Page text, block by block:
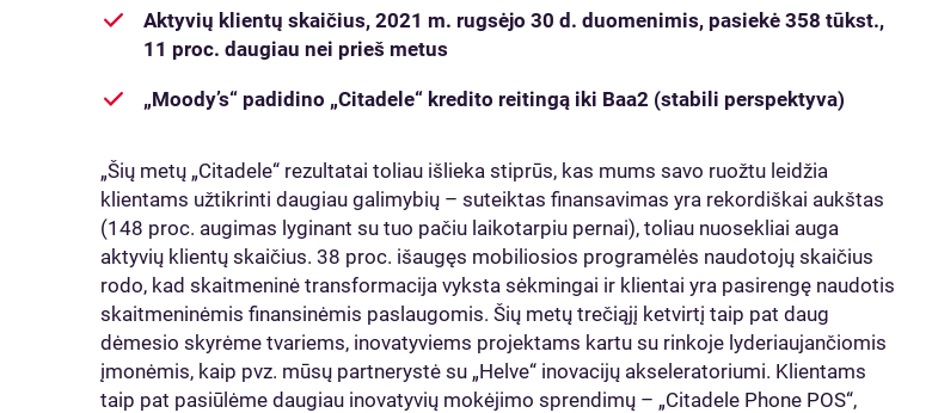
Aktyvių klientų skaičius, 2021 m. rugsėjo 30 d. duomenimis, pasiekė 358 tūkst.,
11 proc. daugiau nei prieš metus
„Moody’s“ padidino „Citadele“ kredito reitingą iki Baa2 (stabili perspektyva)
„Šių metų „Citadele“ rezultatai toliau išlieka stiprūs, kas mums savo ruožtu leidžia
klientams užtikrinti daugiau galimybių – suteiktas finansavimas yra rekordiškai aukštas
(148 proc. augimas lyginant su tuo pačiu laikotarpiu pernai), toliau nuosekliai auga
aktyvių klientų skaičius. 38 proc. išaugęs mobiliosios programėlės naudotojų skaičius
rodo, kad skaitmeninė transformacija vyksta sėkmingai ir klientai yra pasirengę naudotis
skaitmeninėmis finansinėmis paslaugomis. Šių metų trečiąjį ketvirtį taip pat daug
dėmesio skyrėme tvariems, inovatyviems projektams kartu su rinkoje lyderiaujančiomis
įmonėmis, kaip pvz. mūsų partnerystė su „Helve“ inovacijų akseleratoriumi. Klientams
taip pat pasiūlėme daugiau inovatyvių mokėjimo sprendimų – „Citadele Phone POS“,